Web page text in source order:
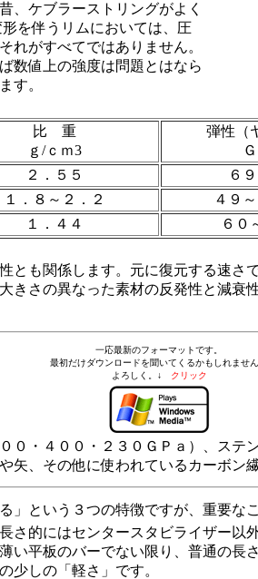
、ケブラーストリングがよく
を伴うリムにおいては、圧
れがすべてではありません。
数値上の強度は問題とはなら
す。
比 重
ｇ/ｃｍ3
弾性（
２．５５ ６
１．８～２．２ ４９
１．４４ ６０
も関係します。元に復元する速さ
きさの異なった素材の反発性と減衰
一応最新のフォーマットです。
最初だけダウンロードを聞いてくるかもしれません
よろしく。↓
クリック
・４００・２３０ＧＰａ）、ステ
矢、その他に使われているカーボン
という３つの特徴ですが、重要な
的にはセンタースタビライザー以
い平板のバーでない限り、普通の長
少しの「軽さ」です。